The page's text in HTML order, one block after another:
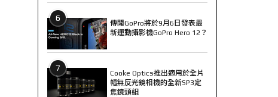
6
傳聞GoPro將於9月6日發表最
新運動攝影機GoPro Hero 12？
7
Cooke Optics推出適用於全片
幅無反光鏡相機的全新SP3定
焦鏡頭組